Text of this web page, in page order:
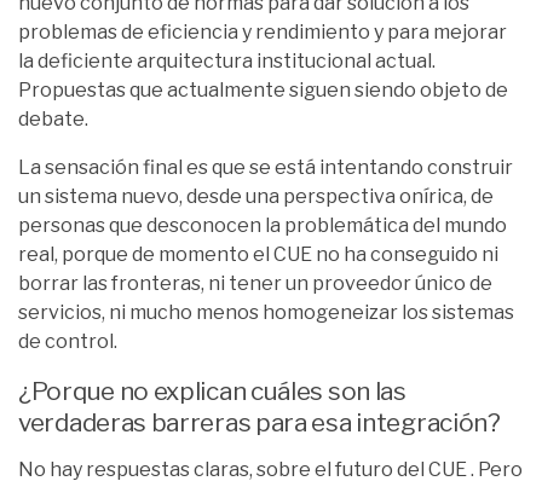
problemas de eficiencia y rendimiento y para mejorar
la deficiente arquitectura institucional actual.
Propuestas que actualmente siguen siendo objeto de
debate.
La sensación final es que se está intentando construir
un sistema nuevo, desde una perspectiva onírica, de
personas que desconocen la problemática del mundo
real, porque de momento el CUE no ha conseguido ni
borrar las fronteras, ni tener un proveedor único de
servicios, ni mucho menos homogeneizar los sistemas
de control.
¿Porque no explican cuáles son las
verdaderas barreras para esa integración?
No hay respuestas claras, sobre el futuro del CUE . Pero